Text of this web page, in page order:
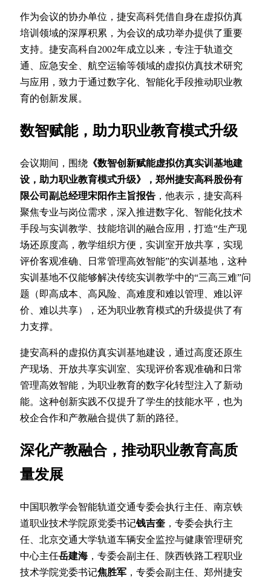
作为会议的协办单位，捷安高科凭借自身在虚拟仿真
培训领域的深厚积累，为会议的成功举办提供了重要
支持。捷安高科自2002年成立以来，专注于轨道交
通、应急安全、航空运输等领域的虚拟仿真技术研究
与应用，致力于通过数字化、智能化手段推动职业教
育的创新发展。
数智赋能，助力职业教育模式升级
会议期间，围绕 《数智创新赋能虚拟仿真实训基地建
设，助力职业教育模式升级》，郑州捷安高科股份有
限公司副总经理宋阳作主旨报告 ，他表示，捷安高科
聚焦专业与岗位需求，深入推进数字化、智能化技术
手段与实训教学、技能培训的融合应用，打造“生产现
场还原度高，教学组织方便，实训室开放共享，实现
评价客观准确、日常管理高效智能”的实训基地，这种
实训基地不仅能够解决传统实训教学中的“三高三难”问
题（即高成本、高风险、高难度和难以管理、难以评
价、难以共享），还为职业教育模式的升级提供了有
力支撑。
捷安高科的虚拟仿真实训基地建设，通过高度还原生
产现场、开放共享实训室、实现评价客观准确和日常
管理高效智能，为职业教育的数字化转型注入了新动
能。这种创新实践不仅提升了学生的技能水平，也为
校企合作和产教融合提供了新的路径。
深化产教融合，推动职业教育高质
量发展
中国职教学会智能轨道交通专委会执行主任、南京铁
道职业技术学院原党委书记钱吉奎 ，专委会执行主
任、北京交通大学轨道车辆安全监控与健康管理研究
中心主任岳建海，专委会副主任、陕西铁路工程职业
技术学院党委书记焦胜军 ，专委会副主任、郑州捷安